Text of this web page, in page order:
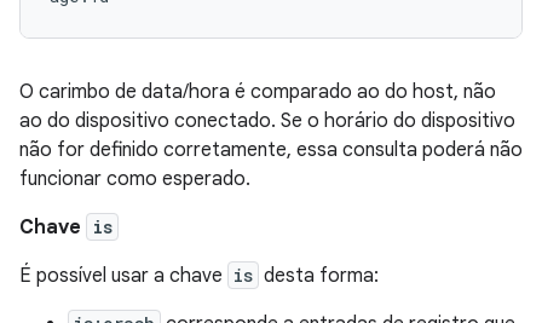
O carimbo de data/hora é comparado ao do host, não
ao do dispositivo conectado. Se o horário do dispositivo
não for definido corretamente, essa consulta poderá não
funcionar como esperado.
Chave
is
É possível usar a chave is desta forma: